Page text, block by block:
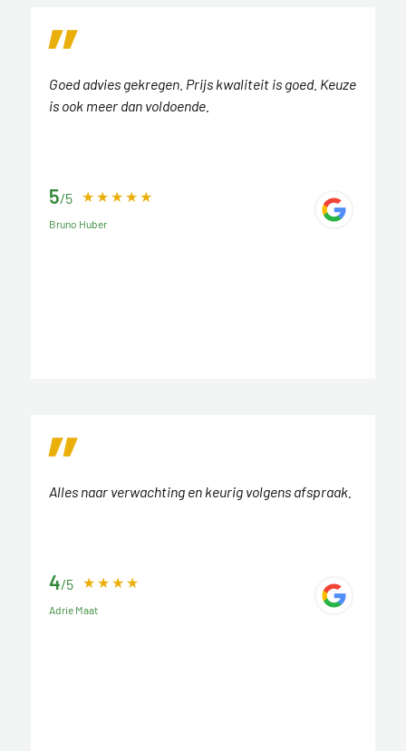
Goed advies gekregen. Prijs kwaliteit is goed. Keuze
is ook meer dan voldoende.
5/5
Bruno Huber
Alles naar verwachting en keurig volgens afspraak.
4/5
Adrie Maat